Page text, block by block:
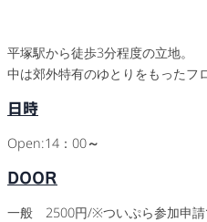
平塚駅から徒歩3分程度の立地。
中は郊外特有のゆとりをもったフ
日時
Open:14：00～
DOOR
一般 2500円/※ついぷら参加申請